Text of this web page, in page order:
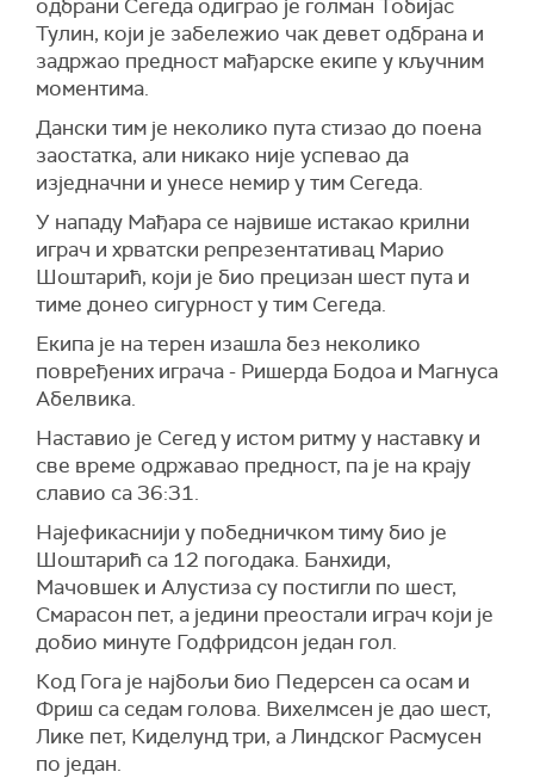
одбрани Сегеда одиграо је голман Тобијас
Тулин, који је забележио чак девет одбрана и
задржао предност мађарске екипе у кључним
моментима.
Дански тим је неколико пута стизао до поена
заостатка, али никако није успевао да
изједначни и унесе немир у тим Сегеда.
У нападу Мађара се највише истакао крилни
играч и хрватски репрезентативац Марио
Шоштарић, који је био прецизан шест пута и
тиме донео сигурност у тим Сегеда.
Екипа је на терен изашла без неколико
повређених играча - Ришерда Бодоа и Магнуса
Абелвика.
Наставио је Сегед у истом ритму у наставку и
све време одржавао предност, па је на крају
славио са 36:31.
Најефикаснији у победничком тиму био је
Шоштарић са 12 погодака. Банхиди,
Мачовшек и Алустиза су постигли по шест,
Смарасон пет, а једини преостали играч који је
добио минуте Годфридсон један гол.
Код Гога је најбољи био Педерсен са осам и
Фриш са седам голова. Вихелмсен је дао шест,
Лике пет, Киделунд три, а Линдског Расмусен
по један.